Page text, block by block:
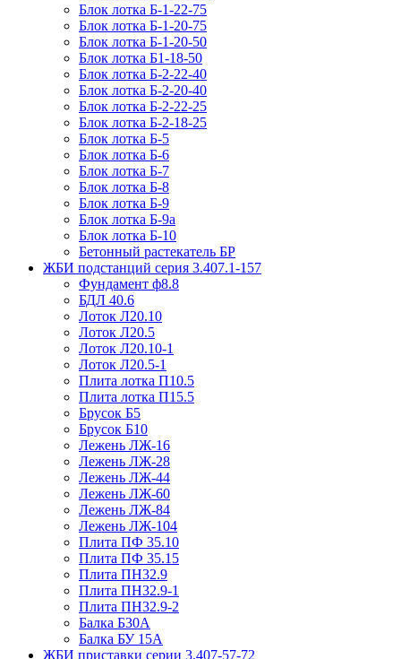
Блок лотка Б-1-22-75
Блок лотка Б-1-20-75
Блок лотка Б-1-20-50
Блок лотка Б1-18-50
Блок лотка Б-2-22-40
Блок лотка Б-2-20-40
Блок лотка Б-2-22-25
Блок лотка Б-2-18-25
Блок лотка Б-5
Блок лотка Б-6
Блок лотка Б-7
Блок лотка Б-8
Блок лотка Б-9
Блок лотка Б-9а
Блок лотка Б-10
Бетонный растекатель БР
ЖБИ подстанций серия 3.407.1-157
Фундамент ф8.8
БДЛ 40.6
Лоток Л20.10
Лоток Л20.5
Лоток Л20.10-1
Лоток Л20.5-1
Плита лотка П10.5
Плита лотка П15.5
Брусок Б5
Брусок Б10
Лежень ЛЖ-16
Лежень ЛЖ-28
Лежень ЛЖ-44
Лежень ЛЖ-60
Лежень ЛЖ-84
Лежень ЛЖ-104
Плита ПФ 35.10
Плита ПФ 35.15
Плита ПН32.9
Плита ПН32.9-1
Плита ПН32.9-2
Балка Б30А
Балка БУ 15А
ЖБИ приставки серии 3.407-57-72